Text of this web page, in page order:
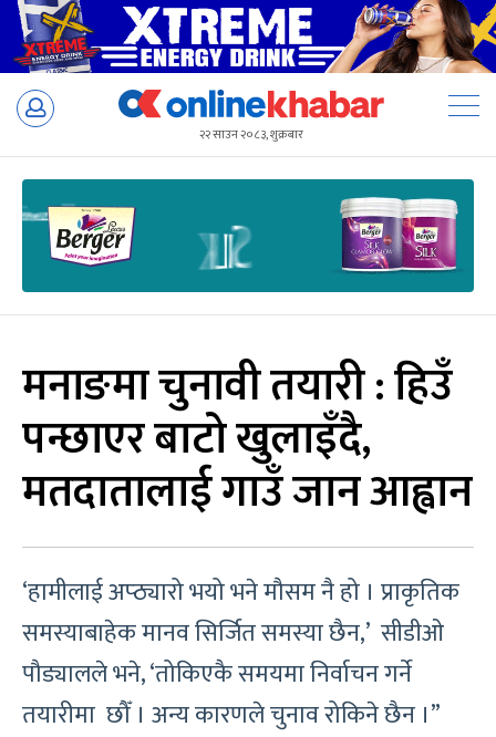
Skip
२२ साउन २०८३, शुक्रबार
मनाङमा चुनावी तयारी : हिउँ
पन्छाएर बाटो खुलाइँदै,
मतदातालाई गाउँ जान आह्वान
‘हामीलाई अप्ठ्यारो भयो भने मौसम नै हो । प्राकृतिक
समस्याबाहेक मानव सिर्जित समस्या छैन,’ सीडीओ
पौड्यालले भने, ‘तोकिएकै समयमा निर्वाचन गर्ने
तयारीमा छौँ । अन्य कारणले चुनाव रोकिने छैन ।”